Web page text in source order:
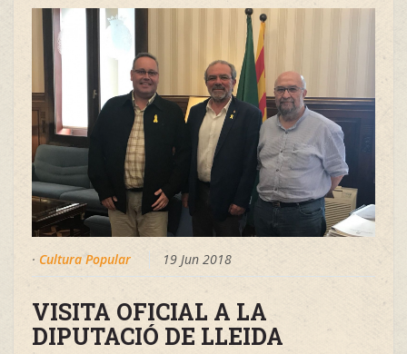
· Cultura Popular 19 Jun 2018
VISITA OFICIAL A LA
DIPUTACIÓ DE LLEIDA